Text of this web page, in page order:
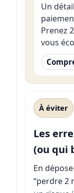
Un
Prenez
vous
À éviter
Les
(ou qui
En
“perdre 2